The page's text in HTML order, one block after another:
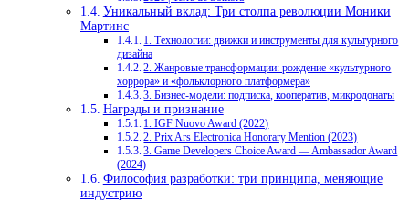
Уникальный вклад: Три столпа революции Моники
Мартинс
1. Технологии: движки и инструменты для культурного
дизайна
2. Жанровые трансформации: рождение «культурного
хоррора» и «фольклорного платформера»
3. Бизнес-модели: подписка, кооператив, микродонаты
Награды и признание
1. IGF Nuovo Award (2022)
2. Prix Ars Electronica Honorary Mention (2023)
3. Game Developers Choice Award — Ambassador Award
(2024)
Философия разработки: три принципа, меняющие
индустрию